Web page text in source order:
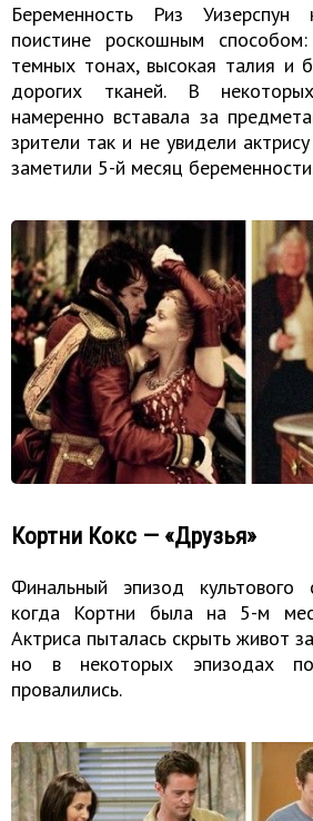
Беременность Риз Уизерспун
поистине роскошным
темных тонах, высокая талия и
дорогих тканей. В
намеренно вставала за
зрители так и не увидели
заметили 5-й месяц
Кортни Кокс — «Друзья»
Финальный эпизод
когда Кортни была на 5-м
Актриса пыталась скрыть живот
но в некоторых эпизодах
провалились.